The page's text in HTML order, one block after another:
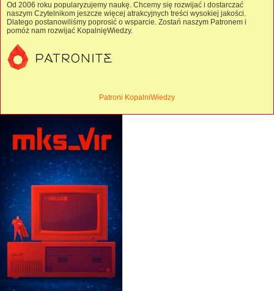
Od 2006 roku popularyzujemy naukę. Chcemy się rozwijać i dostarczać
naszym Czytelnikom jeszcze więcej atrakcyjnych treści wysokiej jakości.
Dlatego postanowiliśmy poprosić o wsparcie. Zostań naszym Patronem i
pomóż nam rozwijać KopalnięWiedzy.
Patroni KopalniWiedzy